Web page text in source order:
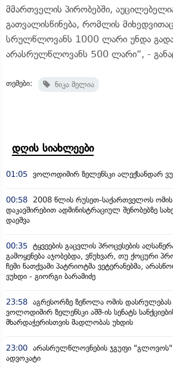
მმართველის პირობებში,
გათვალისწინება, რომლის
სრულწლოვანს 1000 ლარი უნდა
არასრულწლოვანს 500 ლარი“, -
თემები: ნიკა მელია
დღის სიახლეები
01:05 ვოლოდიმირ ზელენსკი ალექსანდარ
00:58
2008 წლის რუსეთ-საქართველოს
დაკავშირებით ადმინისტრაციულ შენობებზე
დაეშვა
00:35 ტყვეების გაცვლის პროცესების
გამოყენება აჯობებდა, ვწუხვარ, თუ ქოცური
ჩემი ნათქვამი პატრიოტმა ვეტერანებმა,
ვუხდი - გიორგი ბარამიძე
23:58 აგრესორზე ზეწოლა ომის
ვოლოდიმირ ზელენსკი აშშ-ის სენატს
მხარდაჭერისთვის მადლობას უხდის
23:00 არასრულწლოვნების ჯგუფი "გლოვოს"
ადვოკატი